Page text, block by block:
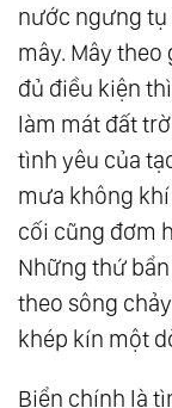
76.Đạo Đức
77.Câu
78.Hợp Nhất
79.Khoa
80.Sự Thật
81.Ảo Ảnh
82.
Sự
83.Thượng
84.Ma Khảo
nước ngưng tụ
mây. Mây
đủ điều kiện
làm mát đất
tình yêu của
mưa không
cối cũng đơm
Những thứ
theo sông
khép kín một
Biển chính là